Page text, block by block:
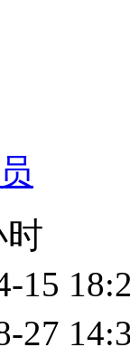
时
15
27